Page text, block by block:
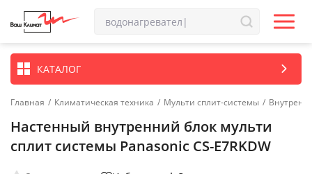
КАТАЛОГ
Главная / Климатическая техника / Мульти сплит-системы /
Настенный внутренний блок мульти
сплит системы Panasonic CS-E7RKDW